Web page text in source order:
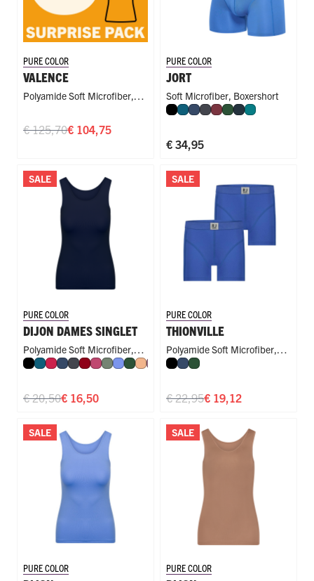
PURE COLOR
VALENCE
Polyamide Soft Microfiber,
€ 104,75
€ 125,70
PURE COLOR
JORT
Soft Microfiber, Boxershort
Zwart
Petrol
Donkerblauw
Donkergrijs
PortDonkergroen
NavySmaragd
€ 34,95
SALE
PURE COLOR
DIJON DAMES SINGLET
Polyamide Soft Microfiber,
Singlet,4030
Zwart
Petrol
RoodDonkerblauw
Donkergrijs
Donkerrood
Fuchsia
OlijfHemelsblauw
Donkergroen
PerzikMauve
Royal Blue
Steel Blue
Cappuccino
€ 16,50
€ 20,50
SALE
PURE COLOR
THIONVILLE
Polyamide Soft Microfiber,
Slim Fit
Zwart
Donkerblauw
Donkergroen
€ 19,12
€ 22,95
SALE
PURE COLOR
SALE
PURE COLOR